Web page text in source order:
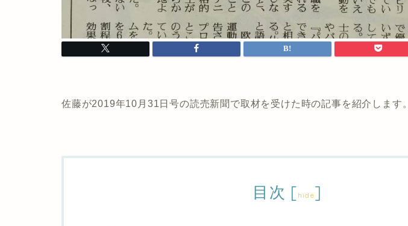
佐藤が2019年10月31日号の読売新聞で取材を受けた時の記事を紹介します。
目次 [ hide]